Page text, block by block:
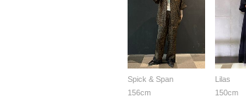
Spick & Span
156cm
Lilas
150cm